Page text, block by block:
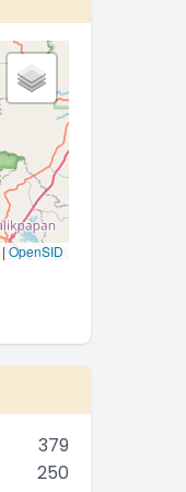
|OpenSID
379
250